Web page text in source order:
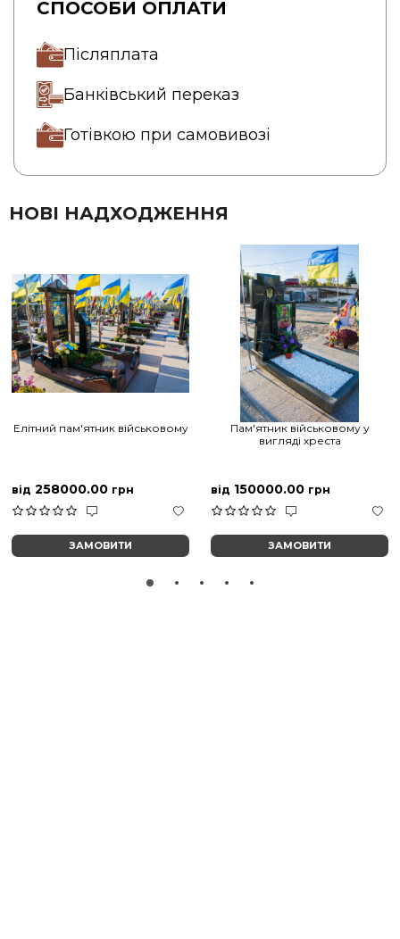
СПОСОБИ ОПЛАТИ
Післяплата
Банківський переказ
Готівкою при самовивозі
НОВІ НАДХОДЖЕННЯ
Елітний пам'ятник військовому
від 258000.00 грн
ЗАМОВИТИ
Пам'ятник військовому у
вигляді хреста
від 150000.00 грн
ЗАМОВИТИ